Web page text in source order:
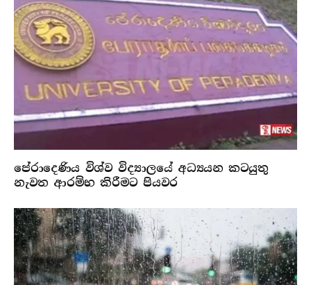
පේරාදෙණිය විශ්ව විද්‍යාලයේ අධ්‍යයන කටයුතු
නැවත ආරම්භ කිරීමට පියවර